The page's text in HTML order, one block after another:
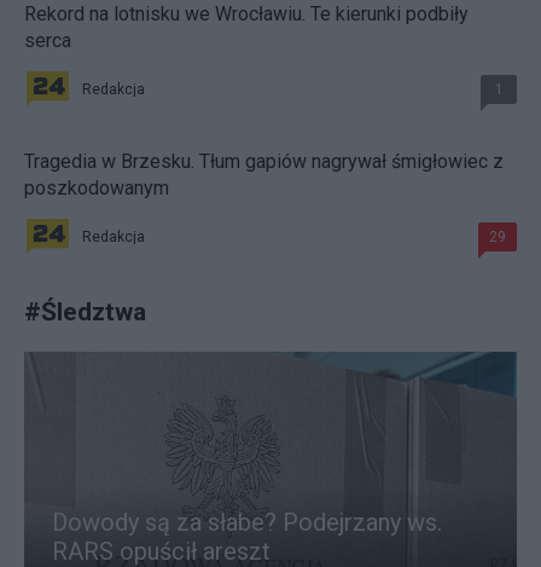
Rekord na lotnisku we Wrocławiu. Te kierunki podbiły
serca
Redakcja 1
Tragedia w Brzesku. Tłum gapiów nagrywał śmigłowiec z
poszkodowanym
Redakcja 29
#Śledztwa
Dowody są za słabe? Podejrzany ws.
RARS opuścił areszt